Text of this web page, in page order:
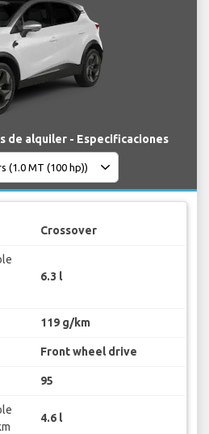
de alquiler - Especificaciones
Crossover
6.3 l
119 g/km
Front wheel drive
95
4.6 l